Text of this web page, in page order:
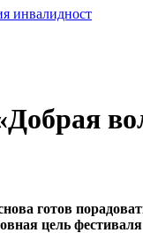
инвалидност
готов
цель